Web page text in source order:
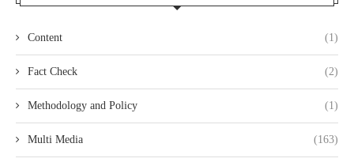
Content (1)
Fact Check (2)
Methodology and Policy (1)
Multi Media (163)